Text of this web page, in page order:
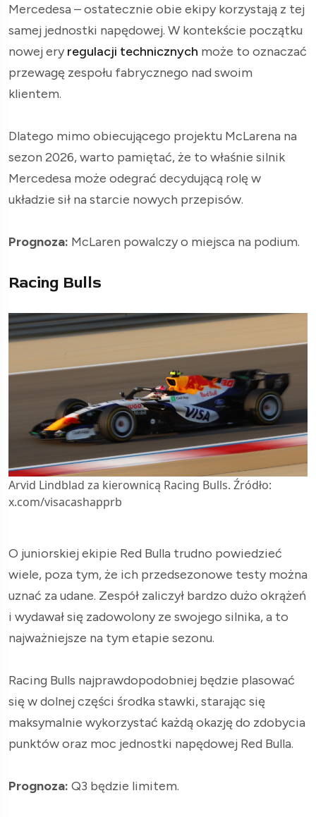
Mercedesa – ostatecznie obie ekipy korzystają z tej
samej jednostki napędowej. W kontekście początku
nowej ery regulacji technicznych może to oznaczać
przewagę zespołu fabrycznego nad swoim
klientem.
Dlatego mimo obiecującego projektu McLarena na
sezon 2026, warto pamiętać, że to właśnie silnik
Mercedesa może odegrać decydującą rolę w
układzie sił na starcie nowych przepisów.
Prognoza: McLaren powalczy o miejsca na podium.
Racing Bulls
Arvid Lindblad za kierownicą Racing Bulls. Źródło:
x.com/visacashapprb
O juniorskiej ekipie Red Bulla trudno powiedzieć
wiele, poza tym, że ich przedsezonowe testy można
uznać za udane. Zespół zaliczył bardzo dużo okrążeń
i wydawał się zadowolony ze swojego silnika, a to
najważniejsze na tym etapie sezonu.
Racing Bulls najprawdopodobniej będzie plasować
się w dolnej części środka stawki, starając się
maksymalnie wykorzystać każdą okazję do zdobycia
punktów oraz moc jednostki napędowej Red Bulla.
Prognoza: Q3 będzie limitem.